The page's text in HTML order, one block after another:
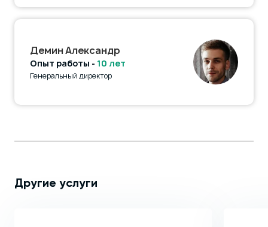
Демин Александр
Опыт работы - 10 лет
Генеральный директор
Другие услуги